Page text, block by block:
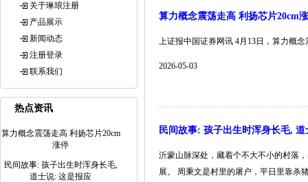
关于琳琅注册
产品展示
新闻动态
注册登录
联系我们
热点资讯
算力概念震荡走高 利扬芯片20cm
涨停
民间故事: 孩子出生时浑身长毛,
道士说: 这是报应
算力概念震荡走高 利扬芯片20cm
上证报中国证券网讯 4月13日，算力概
2026-05-03
民间故事: 孩子出生时浑身长毛,
沂蒙山脉深处，藏着个不大不小的村落
展。 周秉文是村里的屠户，平日里靠杀